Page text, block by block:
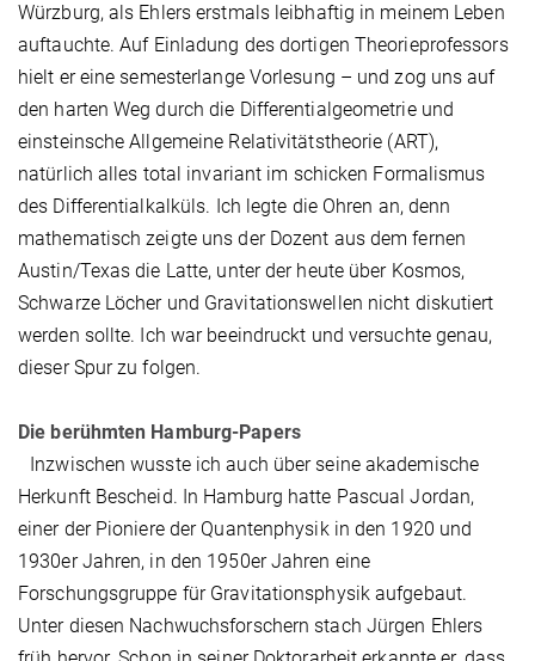
Würzburg, als Ehlers erstmals leibhaftig in meinem Leben
auftauchte. Auf Einladung des dortigen Theorieprofessors
hielt er eine semesterlange Vorlesung – und zog uns auf
den harten Weg durch die Differentialgeometrie und
einsteinsche Allgemeine Relativitätstheorie (ART),
natürlich alles total invariant im schicken Formalismus
des Differentialkalküls. Ich legte die Ohren an, denn
mathematisch zeigte uns der Dozent aus dem fernen
Austin/Texas die Latte, unter der heute über Kosmos,
Schwarze Löcher und Gravitationswellen nicht diskutiert
werden sollte. Ich war beeindruckt und versuchte genau,
dieser Spur zu folgen.
Die berühmten Hamburg-Papers
Inzwischen wusste ich auch über seine akademische
Herkunft Bescheid. In Hamburg hatte Pascual Jordan,
einer der Pioniere der Quantenphysik in den 1920 und
1930er Jahren, in den 1950er Jahren eine
Forschungsgruppe für Gravitationsphysik aufgebaut.
Unter diesen Nachwuchsforschern stach Jürgen Ehlers